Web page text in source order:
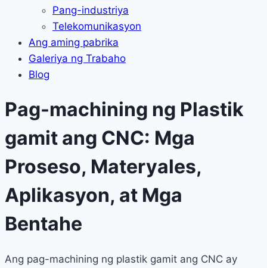
Pang-industriya
Telekomunikasyon
Ang aming pabrika
Galeriya ng Trabaho
Blog
Pag-machining ng Plastik
gamit ang CNC: Mga
Proseso, Materyales,
Aplikasyon, at Mga
Bentahe
Ang pag-machining ng plastik gamit ang CNC ay